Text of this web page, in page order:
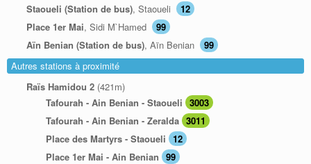
Staoueli (Station de bus), Staoueli
12
Place 1er Mai, Sidi M`Hamed
99
Aïn Benian (Station de bus), Aïn Benian
99
Autres stations à proximité
Raïs Hamidou 2 (421m)
Tafourah - Ain Benian - Staoueli 3003
Tafourah - Ain Benian - Zeralda 3011
Place des Martyrs - Staoueli 12
Place 1er Mai - Ain Benian 99